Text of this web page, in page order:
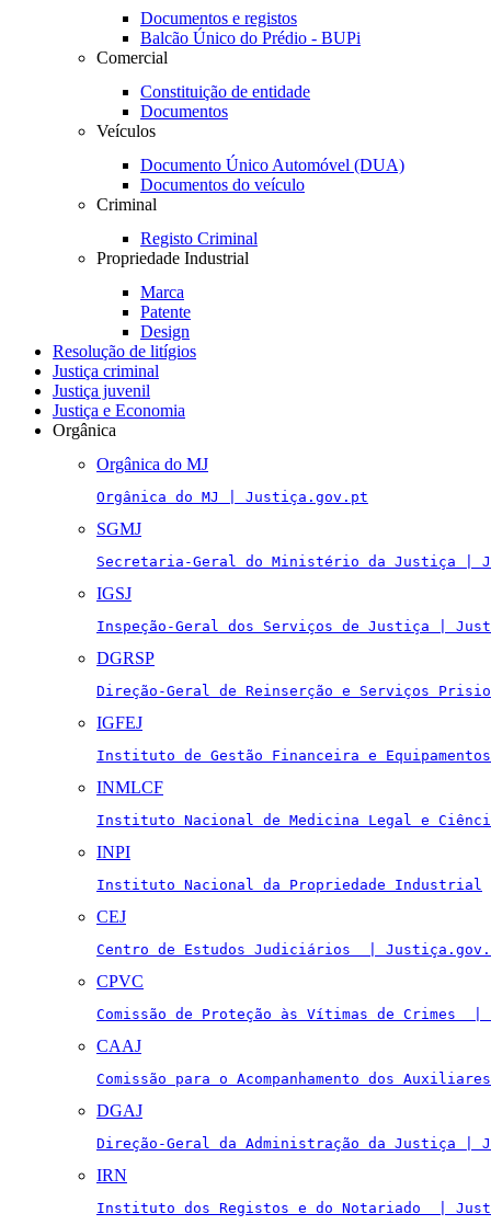
Documentos e registos
Balcão Único do Prédio - BUPi
Comercial
Constituição de entidade
Documentos
Veículos
Documento Único Automóvel (DUA)
Documentos do veículo
Criminal
Registo Criminal
Propriedade Industrial
Marca
Patente
Design
Resolução de litígios
Justiça criminal
Justiça juvenil
Justiça e Economia
Orgânica
Orgânica do MJ
Orgânica do MJ | Justiça.gov.pt
SGMJ
Secretaria-Geral do Ministério da Justiça |
IGSJ
Inspeção-Geral dos Serviços de Justiça |
DGRSP
Direção-Geral de Reinserção e Serviços
IGFEJ
Instituto de Gestão Financeira e
INMLCF
Instituto Nacional de Medicina Legal e
INPI
Instituto Nacional da Propriedade Industrial
CEJ
Centro de Estudos Judiciários  |
CPVC
Comissão de Proteção às Vítimas de Crimes
CAAJ
Comissão para o Acompanhamento dos
DGAJ
Direção-Geral da Administração da Justiça |
IRN
Instituto dos Registos e do Notariado  |